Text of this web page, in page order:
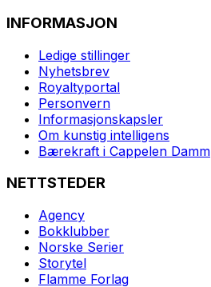
INFORMASJON
Ledige stillinger
Nyhetsbrev
Royaltyportal
Personvern
Informasjonskapsler
Om kunstig intelligens
Bærekraft i Cappelen Damm
NETTSTEDER
Agency
Bokklubber
Norske Serier
Storytel
Flamme Forlag